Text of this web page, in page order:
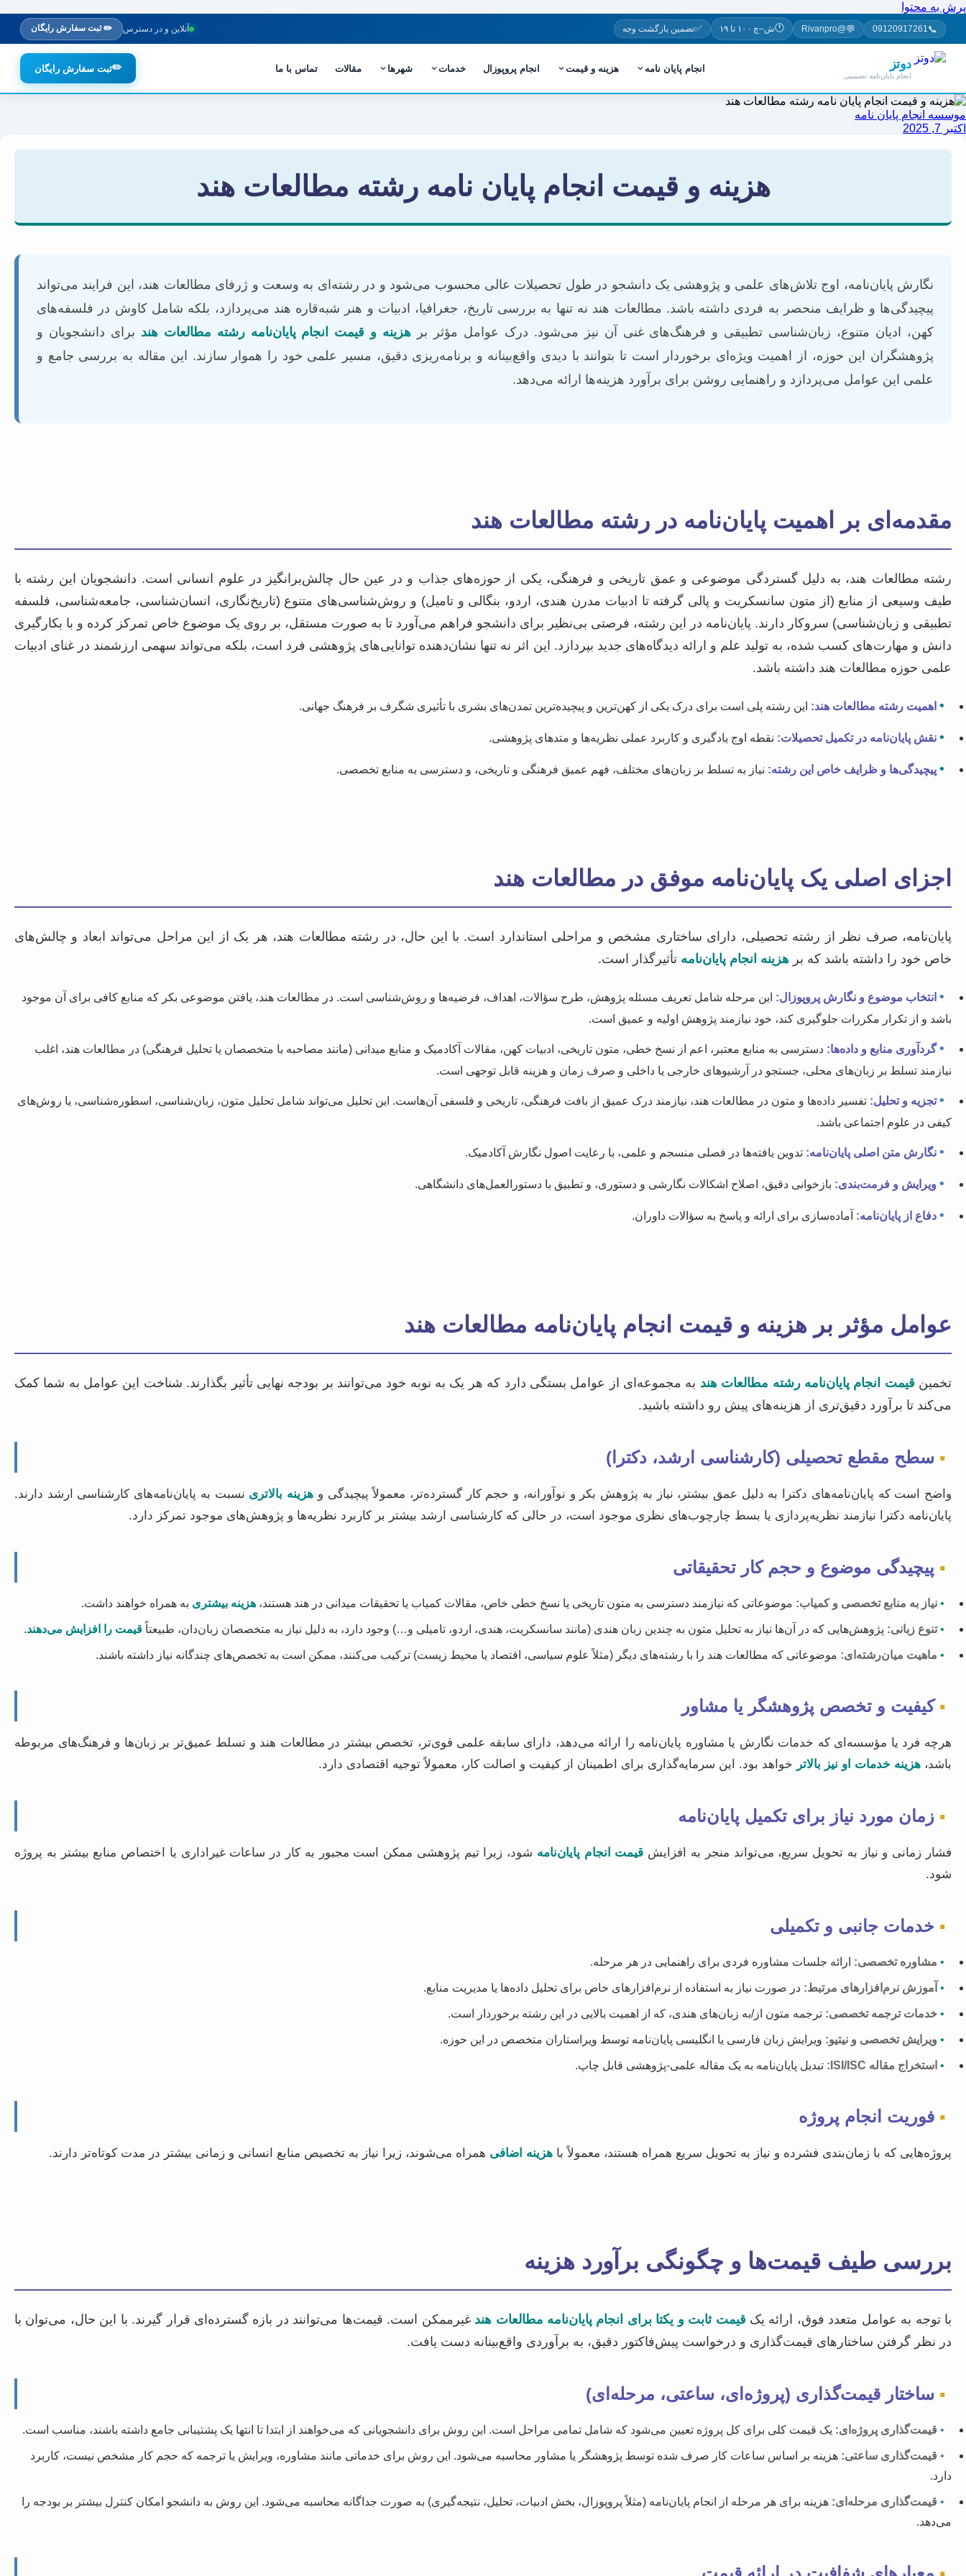
پرش به محتوا
📞
09120917261
💬
@Rivanpro
🕐ش–چ · ۱۰ تا ۱۹ ✅تضمین بازگشت وجه آنلاین و در دسترس ✏️ ثبت سفارش رایگان
دوتز
انجام پایان‌نامه تضمینی
انجام پایان نامه هزینه و قیمت انجام پروپوزال خدمات شهرها مقالات تماس با ما ✏️ثبت سفارش رایگان
موسسه انجام پایان نامه
اکتبر 7, 2025
هزینه و قیمت انجام پایان نامه رشته مطالعات هند
نگارش پایان‌نامه، اوج تلاش‌های علمی و پژوهشی یک دانشجو در طول تحصیلات عالی محسوب می‌شود و در رشته‌ای به وسعت و ژرفای مطالعات هند، این فرایند می‌تواند
پیچیدگی‌ها و ظرایف منحصر به فردی داشته باشد. مطالعات هند نه تنها به بررسی تاریخ، جغرافیا، ادبیات و هنر شبه‌قاره هند می‌پردازد، بلکه شامل کاوش در فلسفه‌های
کهن، ادیان متنوع، زبان‌شناسی تطبیقی و فرهنگ‌های غنی آن نیز می‌شود. درک عوامل مؤثر بر هزینه و قیمت انجام پایان‌نامه رشته مطالعات هند برای دانشجویان و
پژوهشگران این حوزه، از اهمیت ویژه‌ای برخوردار است تا بتوانند با دیدی واقع‌بینانه و برنامه‌ریزی دقیق، مسیر علمی خود را هموار سازند. این مقاله به بررسی جامع و
علمی این عوامل می‌پردازد و راهنمایی روشن برای برآورد هزینه‌ها ارائه می‌دهد.
مقدمه‌ای بر اهمیت پایان‌نامه در رشته مطالعات هند
رشته مطالعات هند، به دلیل گستردگی موضوعی و عمق تاریخی و فرهنگی، یکی از حوزه‌های جذاب و در عین حال چالش‌برانگیز در علوم انسانی است. دانشجویان این رشته با
طیف وسیعی از منابع (از متون سانسکریت و پالی گرفته تا ادبیات مدرن هندی، اردو، بنگالی و تامیل) و روش‌شناسی‌های متنوع (تاریخ‌نگاری، انسان‌شناسی، جامعه‌شناسی، فلسفه
تطبیقی و زبان‌شناسی) سروکار دارند. پایان‌نامه در این رشته، فرصتی بی‌نظیر برای دانشجو فراهم می‌آورد تا به صورت مستقل، بر روی یک موضوع خاص تمرکز کرده و با بکارگیری
دانش و مهارت‌های کسب شده، به تولید علم و ارائه دیدگاه‌های جدید بپردازد. این اثر نه تنها نشان‌دهنده توانایی‌های پژوهشی فرد است، بلکه می‌تواند سهمی ارزشمند در غنای ادبیات
علمی حوزه مطالعات هند داشته باشد.
• اهمیت رشته مطالعات هند: این رشته پلی است برای درک یکی از کهن‌ترین و پیچیده‌ترین تمدن‌های بشری با تأثیری شگرف بر فرهنگ جهانی.
• نقش پایان‌نامه در تکمیل تحصیلات: نقطه اوج یادگیری و کاربرد عملی نظریه‌ها و متدهای پژوهشی.
• پیچیدگی‌ها و ظرایف خاص این رشته: نیاز به تسلط بر زبان‌های مختلف، فهم عمیق فرهنگی و تاریخی، و دسترسی به منابع تخصصی.
اجزای اصلی یک پایان‌نامه موفق در مطالعات هند
پایان‌نامه، صرف نظر از رشته تحصیلی، دارای ساختاری مشخص و مراحلی استاندارد است. با این حال، در رشته مطالعات هند، هر یک از این مراحل می‌تواند ابعاد و چالش‌های
خاص خود را داشته باشد که بر هزینه انجام پایان‌نامه تأثیرگذار است.
• انتخاب موضوع و نگارش پروپوزال: این مرحله شامل تعریف مسئله پژوهش، طرح سؤالات، اهداف، فرضیه‌ها و روش‌شناسی است. در مطالعات هند، یافتن موضوعی بکر که منابع کافی برای آن موجود
باشد و از تکرار مکررات جلوگیری کند، خود نیازمند پژوهش اولیه و عمیق است.
• گردآوری منابع و داده‌ها: دسترسی به منابع معتبر، اعم از نسخ خطی، متون تاریخی، ادبیات کهن، مقالات آکادمیک و منابع میدانی (مانند مصاحبه با متخصصان یا تحلیل فرهنگی) در مطالعات هند، اغلب
نیازمند تسلط بر زبان‌های محلی، جستجو در آرشیوهای خارجی یا داخلی و صرف زمان و هزینه قابل توجهی است.
• تجزیه و تحلیل: تفسیر داده‌ها و متون در مطالعات هند، نیازمند درک عمیق از بافت فرهنگی، تاریخی و فلسفی آن‌هاست. این تحلیل می‌تواند شامل تحلیل متون، زبان‌شناسی، اسطوره‌شناسی، یا روش‌های
کیفی در علوم اجتماعی باشد.
• نگارش متن اصلی پایان‌نامه: تدوین یافته‌ها در فصلی منسجم و علمی، با رعایت اصول نگارش آکادمیک.
• ویرایش و فرمت‌بندی: بازخوانی دقیق، اصلاح اشکالات نگارشی و دستوری، و تطبیق با دستورالعمل‌های دانشگاهی.
• دفاع از پایان‌نامه: آماده‌سازی برای ارائه و پاسخ به سؤالات داوران.
عوامل مؤثر بر هزینه و قیمت انجام پایان‌نامه مطالعات هند
تخمین قیمت انجام پایان‌نامه رشته مطالعات هند به مجموعه‌ای از عوامل بستگی دارد که هر یک به نوبه خود می‌توانند بر بودجه نهایی تأثیر بگذارند. شناخت این عوامل به شما کمک
می‌کند تا برآورد دقیق‌تری از هزینه‌های پیش رو داشته باشید.
▪ سطح مقطع تحصیلی (کارشناسی ارشد، دکترا)
واضح است که پایان‌نامه‌های دکترا به دلیل عمق بیشتر، نیاز به پژوهش بکر و نوآورانه، و حجم کار گسترده‌تر، معمولاً پیچیدگی و هزینه بالاتری نسبت به پایان‌نامه‌های کارشناسی ارشد دارند.
پایان‌نامه دکترا نیازمند نظریه‌پردازی یا بسط چارچوب‌های نظری موجود است، در حالی که کارشناسی ارشد بیشتر بر کاربرد نظریه‌ها و پژوهش‌های موجود تمرکز دارد.
▪ پیچیدگی موضوع و حجم کار تحقیقاتی
• نیاز به منابع تخصصی و کمیاب: موضوعاتی که نیازمند دسترسی به متون تاریخی یا نسخ خطی خاص، مقالات کمیاب یا تحقیقات میدانی در هند هستند، هزینه بیشتری به همراه خواهند داشت.
• تنوع زبانی: پژوهش‌هایی که در آن‌ها نیاز به تحلیل متون به چندین زبان هندی (مانند سانسکریت، هندی، اردو، تامیلی و…) وجود دارد، به دلیل نیاز به متخصصان زبان‌دان، طبیعتاً قیمت را افزایش می‌دهند.
• ماهیت میان‌رشته‌ای: موضوعاتی که مطالعات هند را با رشته‌های دیگر (مثلاً علوم سیاسی، اقتصاد یا محیط زیست) ترکیب می‌کنند، ممکن است به تخصص‌های چندگانه نیاز داشته باشند.
▪ کیفیت و تخصص پژوهشگر یا مشاور
هرچه فرد یا مؤسسه‌ای که خدمات نگارش یا مشاوره پایان‌نامه را ارائه می‌دهد، دارای سابقه علمی قوی‌تر، تخصص بیشتر در مطالعات هند و تسلط عمیق‌تر بر زبان‌ها و فرهنگ‌های مربوطه
باشد، هزینه خدمات او نیز بالاتر خواهد بود. این سرمایه‌گذاری برای اطمینان از کیفیت و اصالت کار، معمولاً توجیه اقتصادی دارد.
▪ زمان مورد نیاز برای تکمیل پایان‌نامه
فشار زمانی و نیاز به تحویل سریع، می‌تواند منجر به افزایش قیمت انجام پایان‌نامه شود، زیرا تیم پژوهشی ممکن است مجبور به کار در ساعات غیراداری یا اختصاص منابع بیشتر به پروژه
شود.
▪ خدمات جانبی و تکمیلی
• مشاوره تخصصی: ارائه جلسات مشاوره فردی برای راهنمایی در هر مرحله.
• آموزش نرم‌افزارهای مرتبط: در صورت نیاز به استفاده از نرم‌افزارهای خاص برای تحلیل داده‌ها یا مدیریت منابع.
• خدمات ترجمه تخصصی: ترجمه متون از/به زبان‌های هندی، که از اهمیت بالایی در این رشته برخوردار است.
• ویرایش تخصصی و نیتیو: ویرایش زبان فارسی یا انگلیسی پایان‌نامه توسط ویراستاران متخصص در این حوزه.
• استخراج مقاله ISI/ISC: تبدیل پایان‌نامه به یک مقاله علمی-پژوهشی قابل چاپ.
▪ فوریت انجام پروژه
پروژه‌هایی که با زمان‌بندی فشرده و نیاز به تحویل سریع همراه هستند، معمولاً با هزینه اضافی همراه می‌شوند، زیرا نیاز به تخصیص منابع انسانی و زمانی بیشتر در مدت کوتاه‌تر دارند.
بررسی طیف قیمت‌ها و چگونگی برآورد هزینه
با توجه به عوامل متعدد فوق، ارائه یک قیمت ثابت و یکتا برای انجام پایان‌نامه مطالعات هند غیرممکن است. قیمت‌ها می‌توانند در بازه گسترده‌ای قرار گیرند. با این حال، می‌توان با
در نظر گرفتن ساختارهای قیمت‌گذاری و درخواست پیش‌فاکتور دقیق، به برآوردی واقع‌بینانه دست یافت.
▪ ساختار قیمت‌گذاری (پروژه‌ای، ساعتی، مرحله‌ای)
• قیمت‌گذاری پروژه‌ای: یک قیمت کلی برای کل پروژه تعیین می‌شود که شامل تمامی مراحل است. این روش برای دانشجویانی که می‌خواهند از ابتدا تا انتها یک پشتیبانی جامع داشته باشند، مناسب است.
• قیمت‌گذاری ساعتی: هزینه بر اساس ساعات کار صرف شده توسط پژوهشگر یا مشاور محاسبه می‌شود. این روش برای خدماتی مانند مشاوره، ویرایش یا ترجمه که حجم کار مشخص نیست، کاربرد
دارد.
• قیمت‌گذاری مرحله‌ای: هزینه برای هر مرحله از انجام پایان‌نامه (مثلاً پروپوزال، بخش ادبیات، تحلیل، نتیجه‌گیری) به صورت جداگانه محاسبه می‌شود. این روش به دانشجو امکان کنترل بیشتر بر بودجه را
می‌دهد.